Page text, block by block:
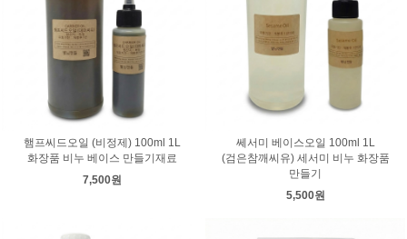
햄프씨드오일 (비정제) 100ml 1L
화장품 비누 베이스 만들기재료
7,500원
쎄서미 베이스오일 100ml 1L
(검은참깨씨유) 세서미 비누 화장품
만들기
5,500원